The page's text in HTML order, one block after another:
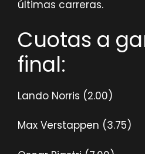
últimas carreras.
Cuotas a
final:
Lando Norris (2.00)
Max Verstappen (3.75)